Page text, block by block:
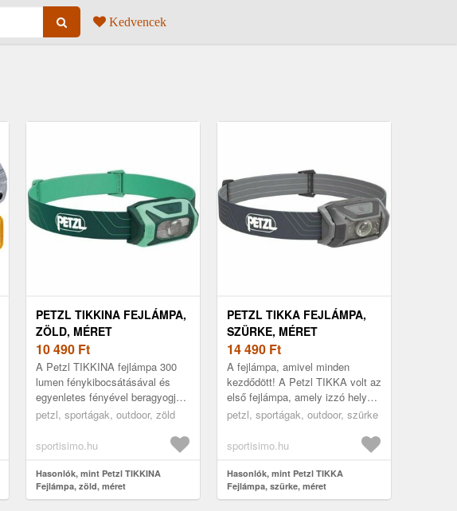
Kedvencek
PETZL TIKKINA FEJLÁMPA,
ZÖLD, MÉRET
10 490 Ft
A Petzl TIKKINA fejlámpa 300
lumen fénykibocsátásával és
egyenletes fényével beragyogja a
csillagok alatti estéket. Remek
petzl, sportágak, outdoor, zöld
sportisimo.hu
Hasonlók, mint Petzl TIKKINA
Fejlámpa, zöld, méret
PETZL TIKKA FEJLÁMPA,
SZÜRKE, MÉRET
14 490 Ft
A fejlámpa, amivel minden
kezdődött! A Petzl TIKKA volt az
első fejlámpa, amely izzó helyett
LED-et használt. Húsz évvel
petzl, sportágak, outdoor, szürke
sportisimo.hu
Hasonlók, mint Petzl TIKKA
Fejlámpa, szürke, méret